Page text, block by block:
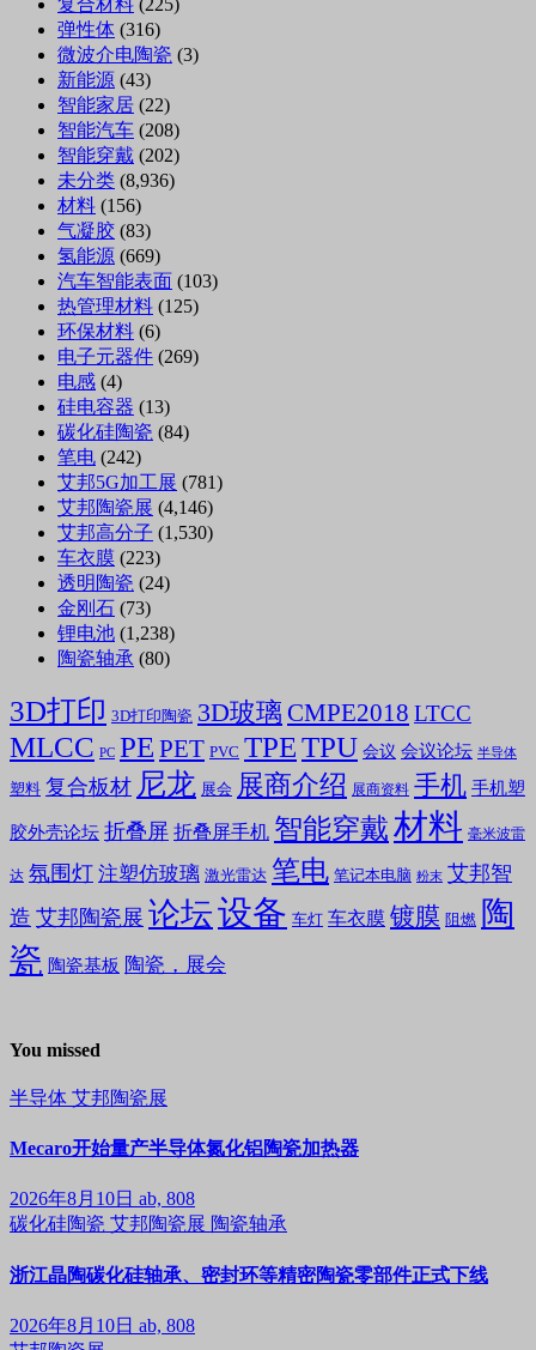
复合材料 (225)
弹性体 (316)
微波介电陶瓷 (3)
新能源 (43)
智能家居 (22)
智能汽车 (208)
智能穿戴 (202)
未分类 (8,936)
材料 (156)
气凝胶 (83)
氢能源 (669)
汽车智能表面 (103)
热管理材料 (125)
环保材料 (6)
电子元器件 (269)
电感 (4)
硅电容器 (13)
碳化硅陶瓷 (84)
笔电 (242)
艾邦5G加工展 (781)
艾邦陶瓷展 (4,146)
艾邦高分子 (1,530)
车衣膜 (223)
透明陶瓷 (24)
金刚石 (73)
锂电池 (1,238)
陶瓷轴承 (80)
3D打印 3D打印陶瓷 3D玻璃 CMPE2018 LTCC
MLCC PC PE PET PVC TPETPU 会议 会议论坛 半导体
塑料 复合板材 尼龙 展会 展商介绍 展商资料 手机 手机塑
胶外壳论坛 折叠屏 折叠屏手机 智能穿戴材料 毫米波雷
达 氛围灯 注塑仿玻璃 激光雷达 笔电 笔记本电脑 粉末 艾邦智
造 艾邦陶瓷展 论坛设备 车灯 车衣膜 镀膜 阻燃 陶
瓷 陶瓷基板 陶瓷，展会
You missed
半导体 艾邦陶瓷展
Mecaro开始量产半导体氮化铝陶瓷加热器
2026年8月10日 ab, 808
碳化硅陶瓷 艾邦陶瓷展 陶瓷轴承
浙江晶陶碳化硅轴承、密封环等精密陶瓷零部件正式下线
2026年8月10日 ab, 808